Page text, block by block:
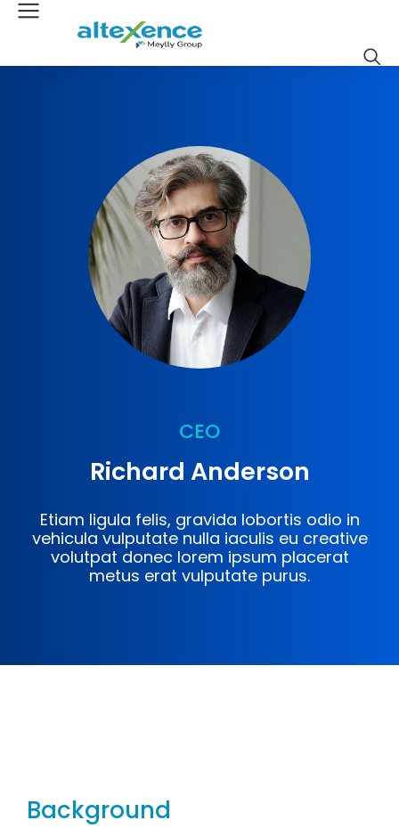
CEO
Richard Anderson
Etiam ligula felis, gravida lobortis odio in
vehicula vulputate nulla iaculis eu creative
volutpat donec lorem ipsum placerat
metus erat vulputate purus.
Background